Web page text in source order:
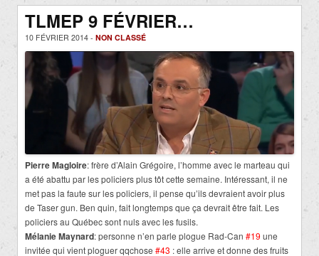
TLMEP 9 FÉVRIER…
10 FÉVRIER 2014 - NON CLASSÉ
Pierre Magloire: frère d’Alain Grégoire, l’homme avec le marteau qui
a été abattu par les policiers plus tôt cette semaine. Intéressant, il ne
met pas la faute sur les policiers, il pense qu’ils devraient avoir plus
de Taser gun. Ben quin, fait longtemps que ça devrait être fait. Les
policiers au Québec sont nuls avec les fusils.
Mélanie Maynard: personne n’en parle plogue Rad-Can #19 une
invitée qui vient ploguer qqchose #43 : elle arrive et donne des fruits